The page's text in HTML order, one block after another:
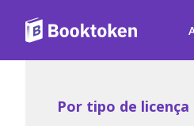
Por tipo de licença